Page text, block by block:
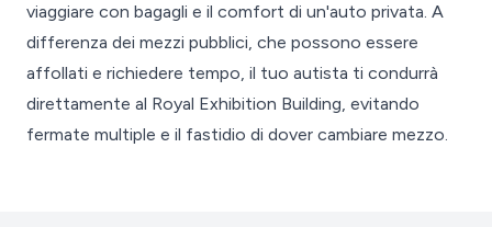
viaggiare con bagagli e il comfort di un'auto privata. A
differenza dei mezzi pubblici, che possono essere
affollati e richiedere tempo, il tuo autista ti condurrà
direttamente al Royal Exhibition Building, evitando
fermate multiple e il fastidio di dover cambiare mezzo.